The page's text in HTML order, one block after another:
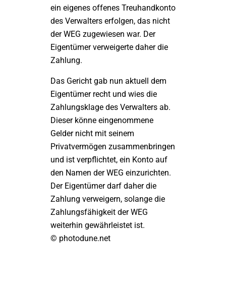
ein eigenes offenes Treuhandkonto
des Verwalters erfolgen, das nicht
der WEG zugewiesen war. Der
Eigentümer verweigerte daher die
Zahlung.
Das Gericht gab nun aktuell dem
Eigentümer recht und wies die
Zahlungsklage des Verwalters ab.
Dieser könne eingenommene
Gelder nicht mit seinem
Privatvermögen zusammenbringen
und ist verpflichtet, ein Konto auf
den Namen der WEG einzurichten.
Der Eigentümer darf daher die
Zahlung verweigern, solange die
Zahlungsfähigkeit der WEG
weiterhin gewährleistet ist.
© photodune.net